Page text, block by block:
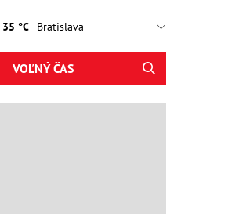
35 °C
VOĽNÝ ČAS